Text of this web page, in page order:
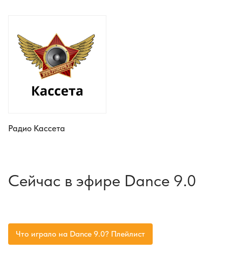
Радио Кассета
Сейчас в эфире Dance 9.0
Что играло на Dance 9.0? Плейлист